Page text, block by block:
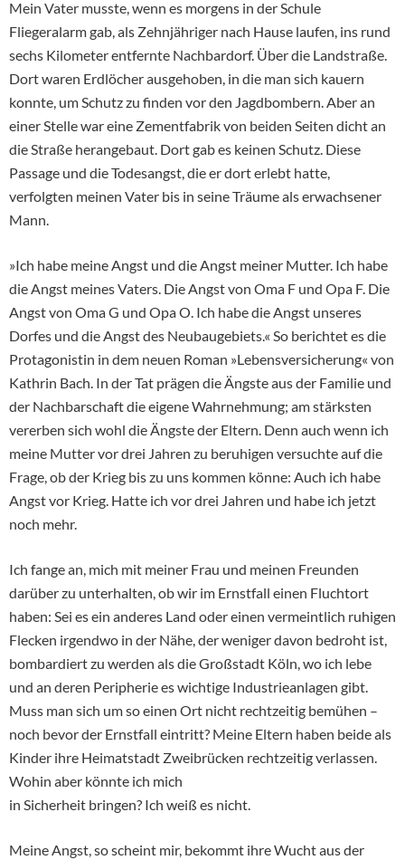
Mein Vater musste, wenn es morgens in der Schule
Fliegeralarm gab, als Zehnjähriger nach Hause laufen, ins rund
sechs Kilometer entfernte Nachbardorf. Über die Landstraße.
Dort waren Erdlöcher ausgehoben, in die man sich kauern
konnte, um Schutz zu finden vor den Jagdbombern. Aber an
einer Stelle war eine Zementfabrik von beiden Seiten dicht an
die Straße herangebaut. Dort gab es keinen Schutz. Diese
Passage und die Todesangst, die er dort erlebt hatte,
verfolgten meinen Vater bis in seine Träume als erwachsener
Mann.
»Ich habe meine Angst und die Angst meiner Mutter. Ich habe
die Angst meines Vaters. Die Angst von Oma F und Opa F. Die
Angst von Oma G und Opa O. Ich habe die Angst unseres
Dorfes und die Angst des Neubaugebiets.« So berichtet es die
Protagonistin in dem neuen Roman »Lebensversicherung« von
Kathrin Bach. In der Tat prägen die Ängste aus der Familie und
der Nachbarschaft die eigene Wahrnehmung; am stärksten
vererben sich wohl die Ängste der Eltern. Denn auch wenn ich
meine Mutter vor drei Jahren zu beruhigen versuchte auf die
Frage, ob der Krieg bis zu uns kommen könne: Auch ich habe
Angst vor Krieg. Hatte ich vor drei Jahren und habe ich jetzt
noch mehr.
Ich fange an, mich mit meiner Frau und meinen Freunden
darüber zu unterhalten, ob wir im Ernstfall einen Fluchtort
haben: Sei es ein anderes Land oder einen vermeintlich ruhigen
Flecken irgendwo in der Nähe, der weniger davon bedroht ist,
bombardiert zu werden als die Großstadt Köln, wo ich lebe
und an deren Peripherie es wichtige Industrieanlagen gibt.
Muss man sich um so einen Ort nicht rechtzeitig bemühen –
noch bevor der Ernstfall eintritt? Meine Eltern haben beide als
Kinder ihre Heimatstadt Zweibrücken rechtzeitig verlassen.
Wohin aber könnte ich mich
in Sicherheit bringen? Ich weiß es nicht.
Meine Angst, so scheint mir, bekommt ihre Wucht aus der